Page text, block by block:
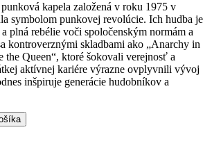
kapela založená v roku 1975 v
symbolom punkovej revolúcie. Ich hudba je
plná rebélie voči spoločenským normám a
kontroverznými skladbami ako „Anarchy in
the Queen“, ktoré šokovali verejnosť a
aktívnej kariére výrazne ovplyvnili vývoj
inšpiruje generácie hudobníkov a